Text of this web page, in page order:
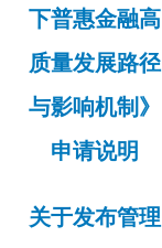
下普惠金融高
质量发展路径
与影响机制》
申请说明
关于发布管理